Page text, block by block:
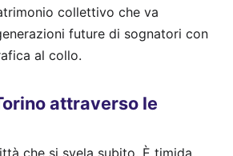
collettivo che va
future di sognatori con
al collo.
attraverso le